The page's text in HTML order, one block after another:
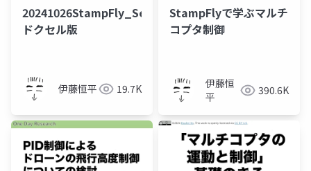
20241026StampFly_Seminar
ドクセル版
伊藤恒平 19.7K
StampFlyで学ぶマルチ
コプタ制御
伊藤恒
平
390.6K